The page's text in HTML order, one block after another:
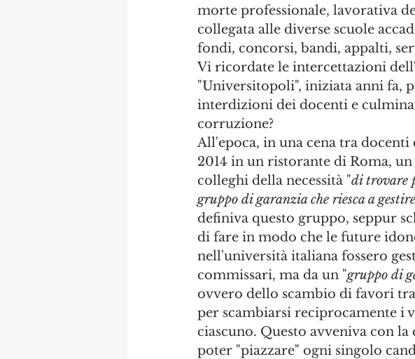
morte professionale, lavorativa
collegata alle diverse scuole
fondi, concorsi, bandi, appalti,
Vi ricordate le intercettazioni
"Universitopoli", iniziata anni fa,
interdizioni dei docenti e
corruzione?
All'epoca, in una cena tra
2014 in un ristorante di Roma,
colleghi della necessità "di trovare
gruppo di garanzia che riesca a
definiva questo gruppo, seppur
di fare in modo che le future
nell'università italiana fossero
commissari, ma da un "gruppo di
ovvero dello scambio di favori
per scambiarsi reciprocamente i
ciascuno. Questo avveniva con
poter "piazzare" ogni singolo